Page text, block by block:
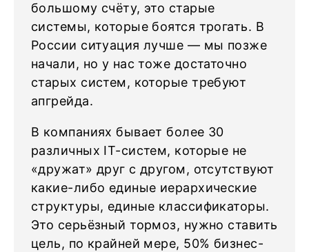
большому счёту, это старые
системы, которые боятся трогать. В
России ситуация лучше — мы позже
начали, но у нас тоже достаточно
старых систем, которые требуют
апгрейда.
В компаниях бывает более 30
различных IT-систем, которые не
«дружат» друг с другом, отсутствуют
какие-либо единые иерархические
структуры, единые классификаторы.
Это серьёзный тормоз, нужно ставить
цель, по крайней мере, 50% бизнес-